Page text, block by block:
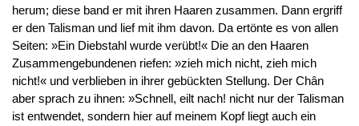
herum; diese band er mit ihren Haaren zusammen. Dann ergriff
er den Talisman und lief mit ihm davon. Da ertönte es von allen
Seiten: »Ein Diebstahl wurde verübt!« Die an den Haaren
Zusammengebundenen riefen: »zieh mich nicht, zieh mich
nicht!« und verblieben in ihrer gebückten Stellung. Der Chân
aber sprach zu ihnen: »Schnell, eilt nach! nicht nur der Talisman
ist entwendet, sondern hier auf meinem Kopf liegt auch ein